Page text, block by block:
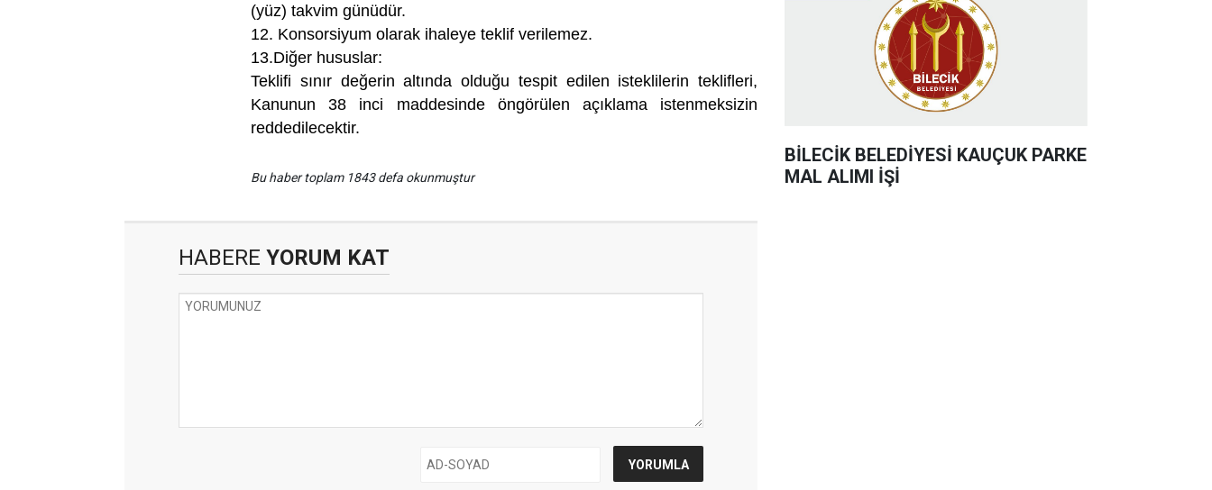
(yüz) takvim günüdür.
12. Konsorsiyum olarak ihaleye teklif verilemez.
13.Diğer hususlar:
Teklifi sınır değerin altında olduğu tespit edilen isteklilerin teklifleri,
Kanunun 38 inci maddesinde öngörülen açıklama istenmeksizin
reddedilecektir.
Bu haber toplam 1843 defa okunmuştur
HABERE YORUM KAT
BİLECİK BELEDİYESİ KAUÇUK PARKE
MAL ALIMI İŞİ